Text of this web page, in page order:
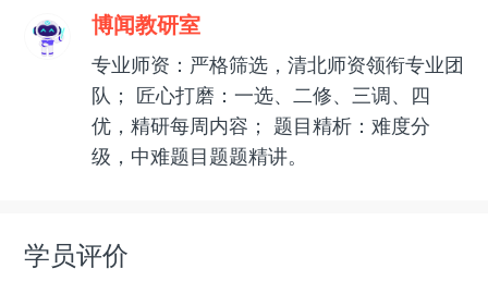
博闻教研室
专业师资：严格筛选，清北师资领衔专业团
队； 匠心打磨：一选、二修、三调、四
优，精研每周内容； 题目精析：难度分
级，中难题目题题精讲。
学员评价